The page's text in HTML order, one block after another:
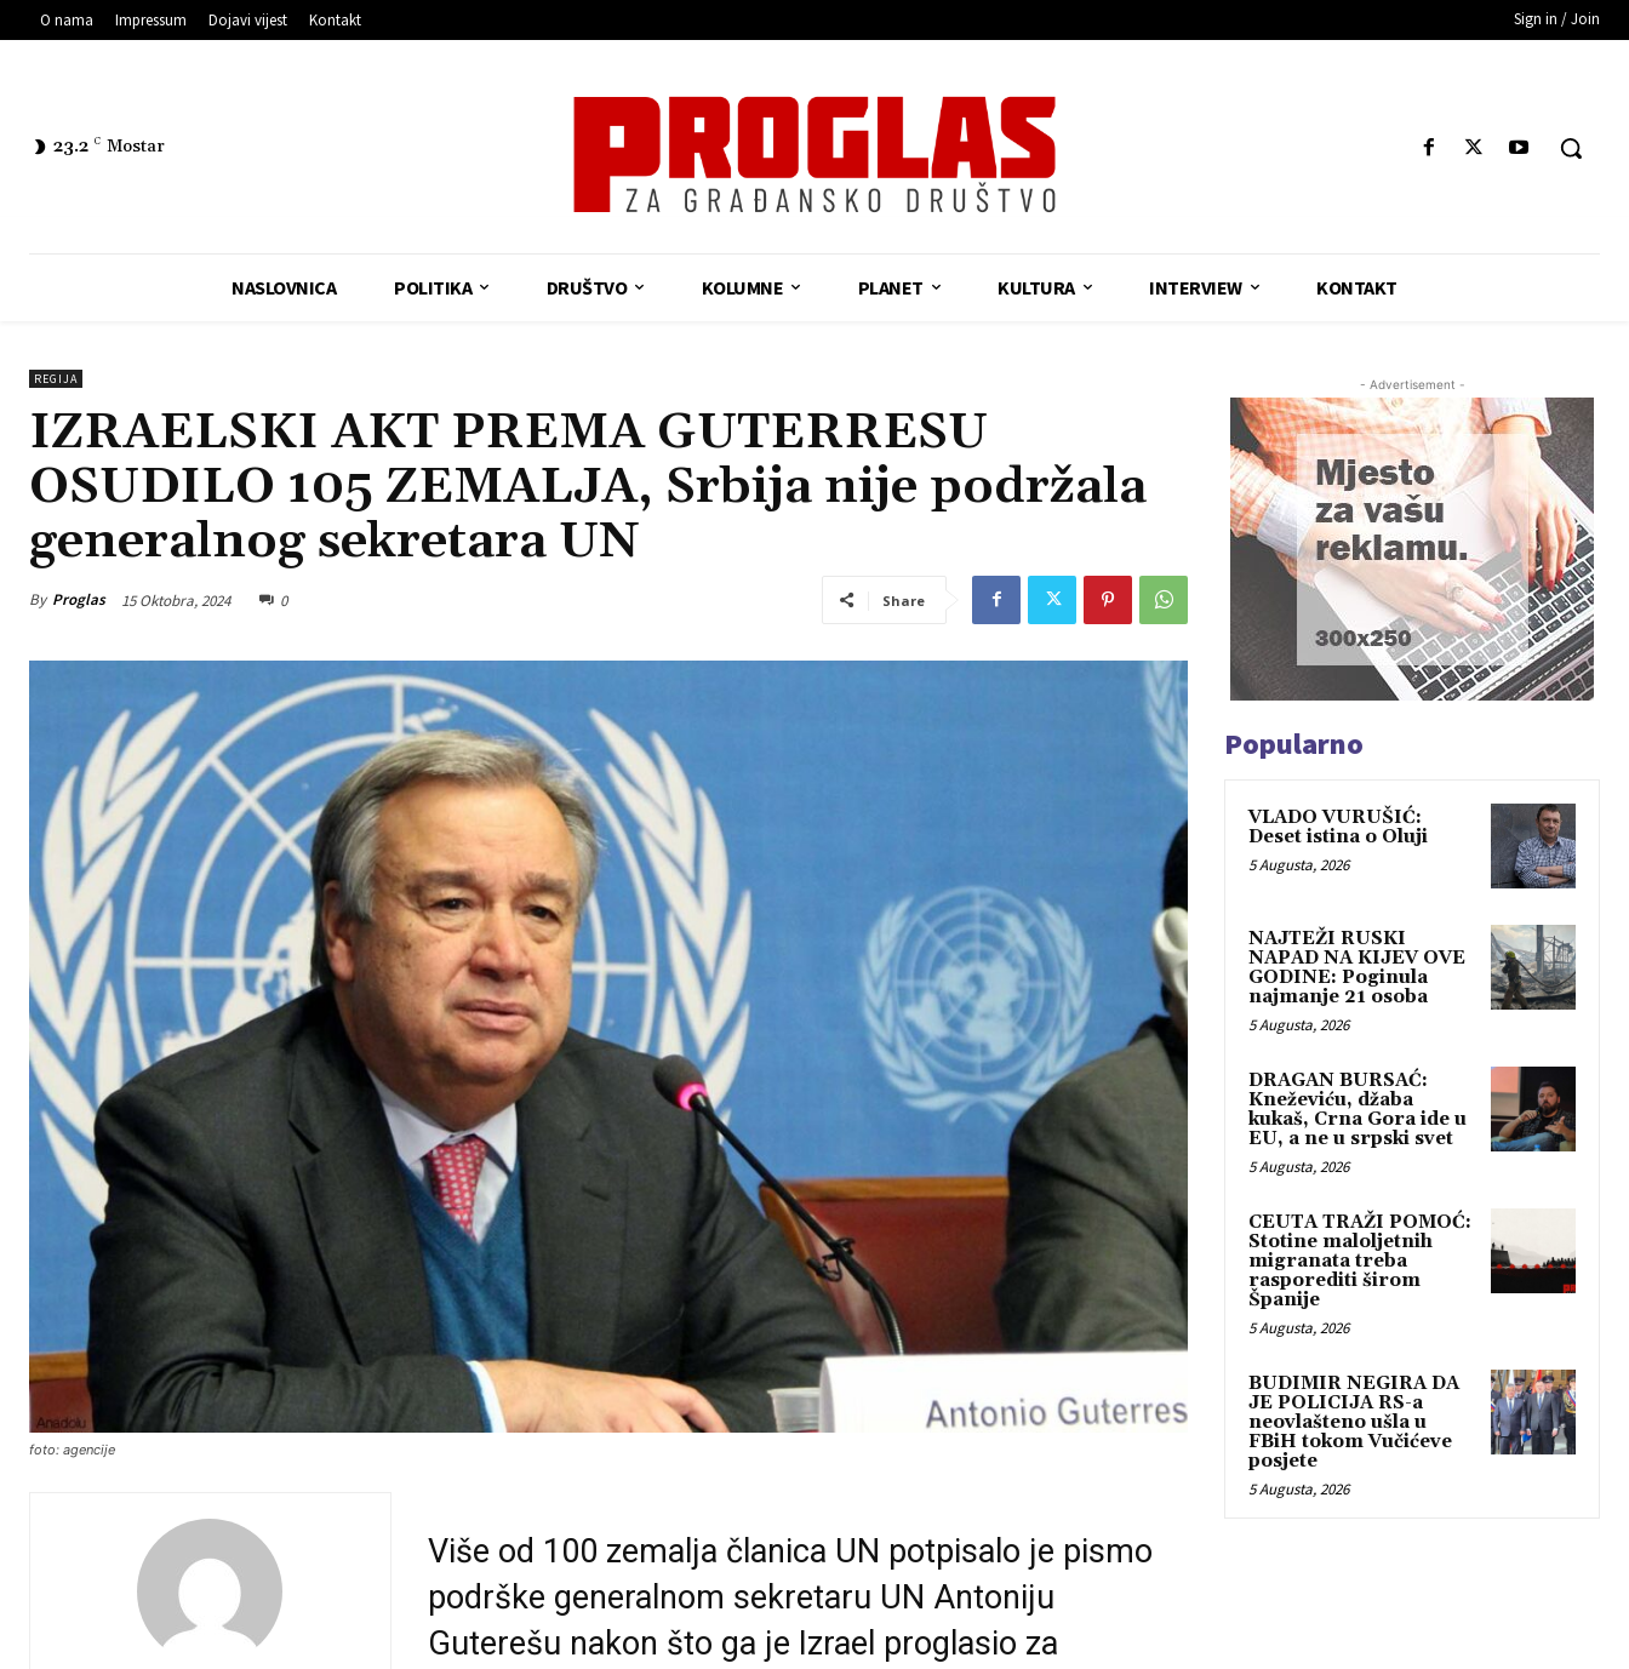
O nama Impressum Dojavi vijest Kontakt Sign in / Join
23.2 C Mostar
NASLOVNICA POLITIKA DRUŠTVO KOLUMNE PLANET KULTURA INTERVIEW KONTAKT
REGIJA
IZRAELSKI AKT PREMA GUTERRESU
OSUDILO 105 ZEMALJA, Srbija nije podržala
generalnog sekretara UN
By Proglas 15 Oktobra, 2024 0 Share
foto: agencije
Više od 100 zemalja članica UN potpisalo je pismo
podrške generalnom sekretaru UN Antoniju
Guterešu nakon što ga je Izrael proglasio za
- Advertisement -
Popularno
VLADO VURUŠIĆ:
Deset istina o Oluji
5 Augusta, 2026
NAJTEŽI RUSKI
NAPAD NA KIJEV OVE
GODINE: Poginula
najmanje 21 osoba
5 Augusta, 2026
DRAGAN BURSAĆ:
Kneževiću, džaba
kukaš, Crna Gora ide u
EU, a ne u srpski svet
5 Augusta, 2026
CEUTA TRAŽI POMOĆ:
Stotine maloljetnih
migranata treba
rasporediti širom
Španije
5 Augusta, 2026
BUDIMIR NEGIRA DA
JE POLICIJA RS-a
neovlašteno ušla u
FBiH tokom Vučićeve
posjete
5 Augusta, 2026